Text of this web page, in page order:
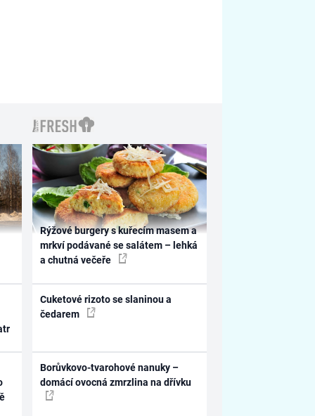
Rýžové burgery s kuřecím masem a
mrkví podávané se salátem – lehká
a chutná večeře
Cuketové rizoto se slaninou a
čedarem
Borůvkovo-tvarohové nanuky –
domácí ovocná zmrzlina na dřívku